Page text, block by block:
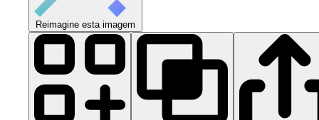
Reimagine esta imagem